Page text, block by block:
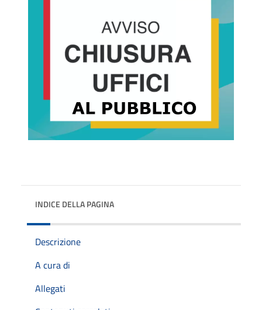
INDICE DELLA PAGINA
Descrizione
A cura di
Allegati